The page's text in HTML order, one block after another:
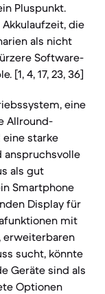
Pluspunkt.
die
als nicht
Software-
[1, 4, 17, 23, 36]
eine
Allround-
starke
anspruchsvolle
als gut
Smartphone
Display für
mit
erweiterbaren
sucht, könnte
Geräte sind als
Optionen